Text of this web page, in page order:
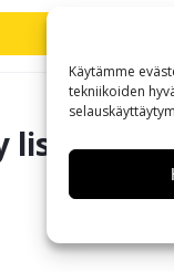
Käytämme
tekniikoiden
lisää